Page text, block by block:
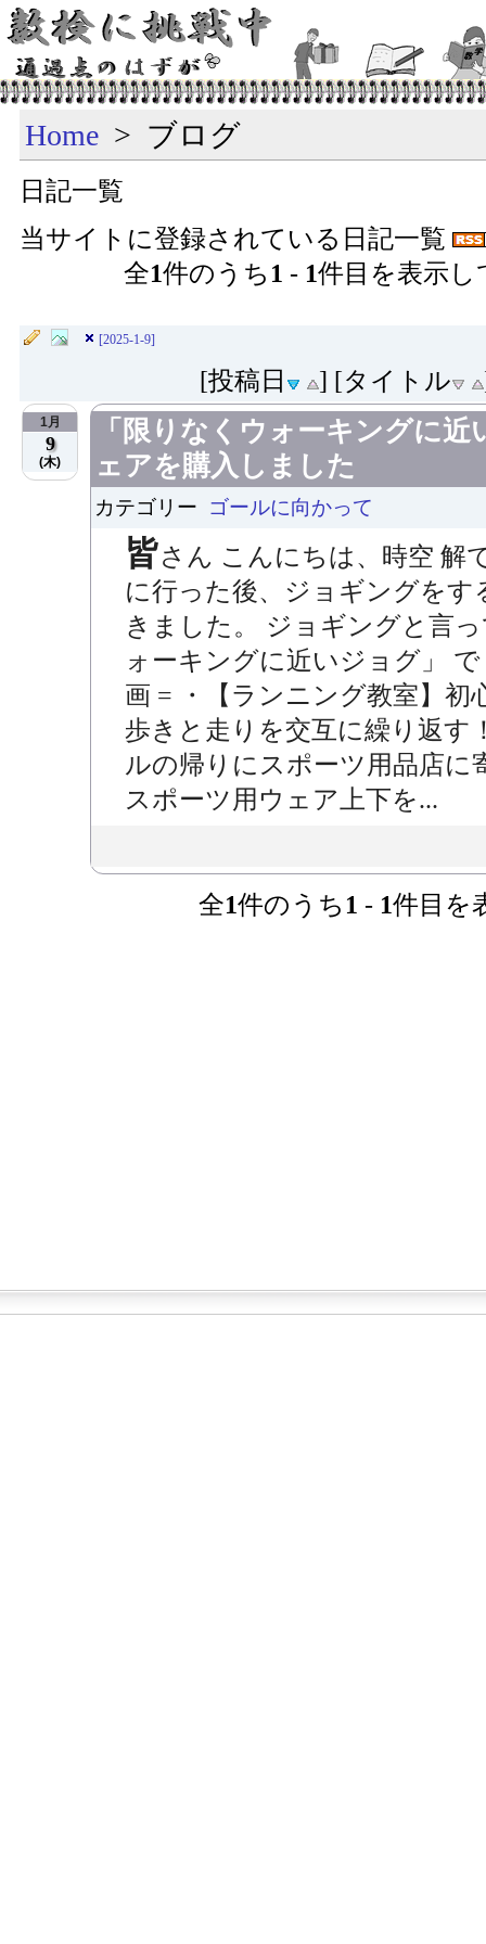
Home > ブログ
日記一覧
当サイトに登録されている日記一覧
全1件のうち 1 - 1件目を表示し
[2025-1-9]
[投稿日 ] [タイトル
1月
9
(木)
「限りなくウォーキングに
ェアを購入しました
カテゴリー ゴールに向かって
皆さん こんにちは、時空 解
に行った後、ジョギングを
きました。 ジョギングと言
ォーキングに近いジョグ」
画 = ・【ランニング教室】
歩きと走りを交互に繰り返す
ルの帰りにスポーツ用品店
スポーツ用ウェア上下を...
全1件のうち 1 - 1件目を